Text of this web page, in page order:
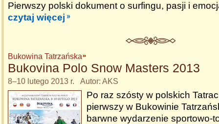
Pierwszy polski dokument o surfingu, pasji i
czytaj więcej
Bukowina Tatrzańska
Bukovina Polo Snow Masters 2013
8–10 lutego 2013 r. Autor: AKS
Po raz szósty w polskich
pierwszy w Bukowinie
barwne wydarzenie sportowo-